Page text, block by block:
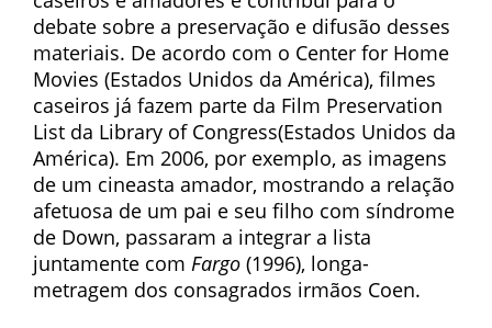
debate sobre a preservação e difusão desses
materiais. De acordo com o Center for Home
Movies (Estados Unidos da América), filmes
caseiros já fazem parte da Film Preservation
List da Library of Congress(Estados Unidos da
América). Em 2006, por exemplo, as imagens
de um cineasta amador, mostrando a relação
afetuosa de um pai e seu filho com síndrome
de Down, passaram a integrar a lista
juntamente com Fargo (1996), longa-
metragem dos consagrados irmãos Coen.